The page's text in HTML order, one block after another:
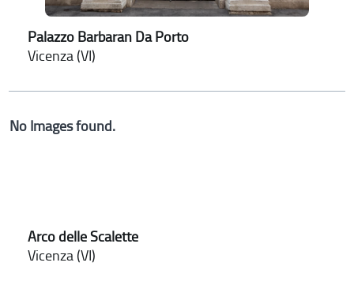
Palazzo Barbaran Da Porto
Vicenza (VI)
No Images found.
Arco delle Scalette
Vicenza (VI)